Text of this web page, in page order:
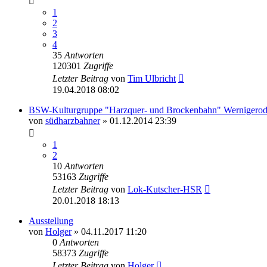
1
2
3
4
35 Antworten
120301 Zugriffe
Letzter Beitrag von Tim Ulbricht
19.04.2018 08:02
BSW-Kulturgruppe "Harzquer- und Brockenbahn"
von südharzbahner» 01.12.2014 23:39
1
2
10 Antworten
53163 Zugriffe
Letzter Beitrag von Lok-Kutscher-HSR
20.01.2018 18:13
Ausstellung
von Holger» 04.11.2017 11:20
0 Antworten
58373 Zugriffe